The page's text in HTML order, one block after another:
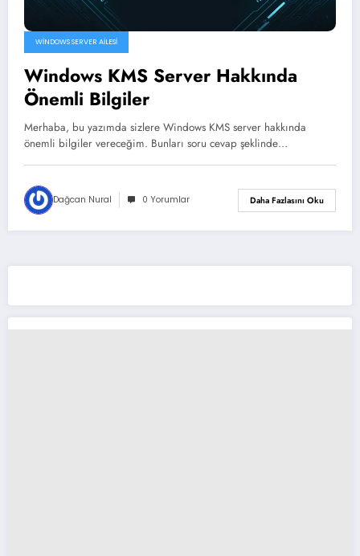
WINDOWS SERVER AILESI
Windows KMS Server Hakkında
Önemli Bilgiler
Merhaba, bu yazımda sizlere Windows KMS server hakkında
önemli bilgiler vereceğim. Bunları soru cevap şeklinde…
Dağcan Nural 0 Yorumlar Daha Fazlasını Oku